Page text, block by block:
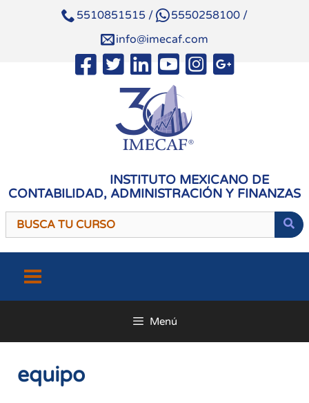
5510851515 / 5550258100 /
info@imecaf.com
INSTITUTO MEXICANO DE
CONTABILIDAD, ADMINISTRACIÓN Y FINANZAS
contenido
Menú
equipo